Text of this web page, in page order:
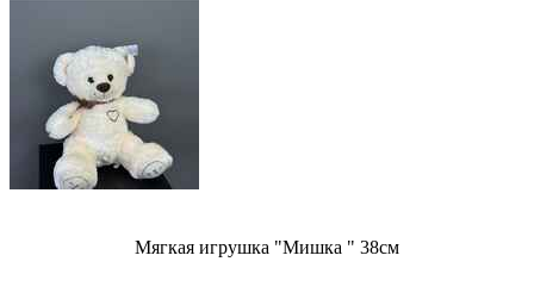
Мягкая игрушка "Мишка " 38см